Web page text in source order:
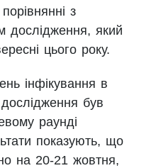
з
дослідження, який
цього року.
інфікування в
був
раунді
показують, що
на 20-21 жовтня,